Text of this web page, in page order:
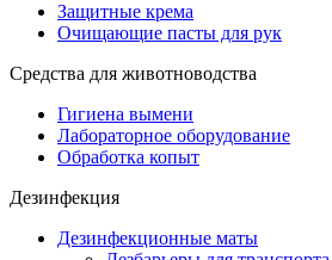
Защитные крема
Очищающие пасты для рук
Средства для животноводства
Гигиена вымени
Лабораторное оборудование
Обработка копыт
Дезинфекция
Дезинфекционные маты